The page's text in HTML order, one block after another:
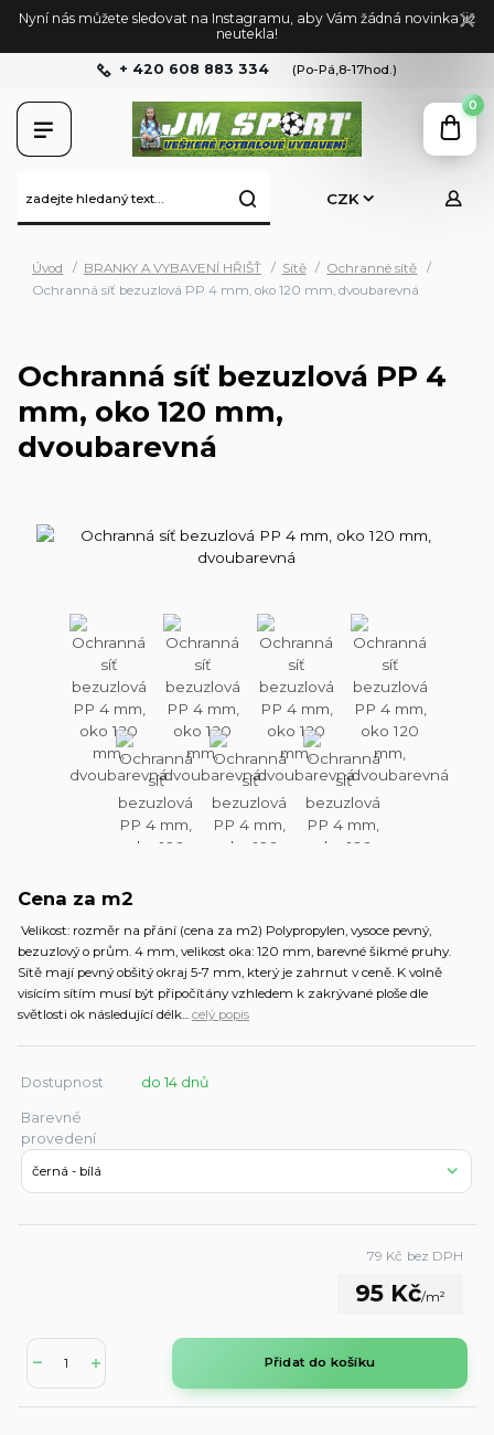
Nyní nás můžete sledovat na Instagramu, aby Vám žádná novinka již
neutekla!
CZK
+ 420 608 883 334 (Po-Pá,8-17hod.)
0
Úvod BRANKY A VYBAVENÍ HŘIŠŤ Sítě
Ochranné sítě
Ochranná síť bezuzlová PP 4 mm, oko 120 mm, dvoubarevná
Ochranná síť bezuzlová PP 4
mm, oko 120 mm,
dvoubarevná
Cena za m2
Velikost: rozměr na přání (cena za m2) Polypropylen, vysoce pevný,
bezuzlový o prům. 4 mm, velikost oka: 120 mm, barevné šikmé pruhy.
Sítě mají pevný obšitý okraj 5-7 mm, který je zahrnut v ceně. K volně
visícím sítím musí být připočítány vzhledem k zakrývané ploše dle
světlosti ok následující délk... celý popis
Dostupnost do 14 dnů
Barevné
provedení
95 Kč/m²
79 Kč bez DPH
Přidat do košíku